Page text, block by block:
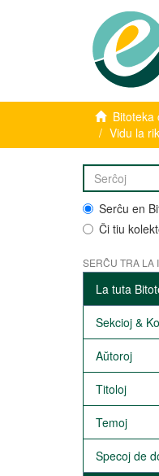
Bitoteka
Vidu la
Serĉu en
Ĉi tiu
SERĈU TRA LA
La tuta
Sekcioj &
Aŭtoroj
Titoloj
Temoj
Specoj de